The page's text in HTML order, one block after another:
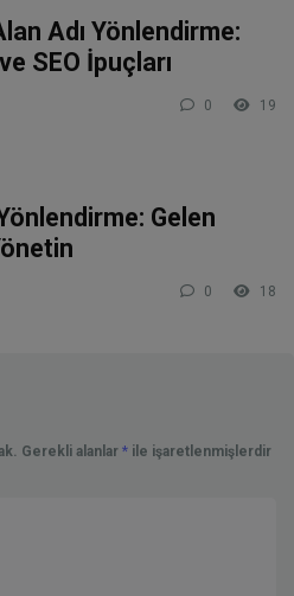
Adı Yönlendirme:
SEO İpuçları
0 19
Gelen
0 18
Gerekli alanlar * ile işaretlenmişlerdir